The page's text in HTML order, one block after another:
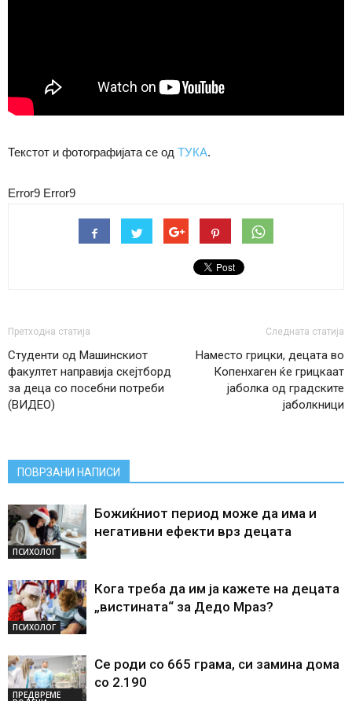
Текстот и фотографијата се од ТУКА.
Error9 Error9
Претходна статија
Студенти од Машинскиот
факултет направија скејтборд
за деца со посебни потреби
(ВИДЕО)
Следната статија
Наместо грицки, децата во
Копенхаген ќе грицкаат
јаболка од градските
јаболкници
ПОВРЗАНИ НАПИСИ
ПСИХОЛОГ
Божиќниот период може да има и
негативни ефекти врз децата
ПСИХОЛОГ
Кога треба да им ја кажете на децата
„вистината“ за Дедо Мраз?
ПРЕДВРЕМЕ
Се роди со 665 грама, си замина дома
со 2.190